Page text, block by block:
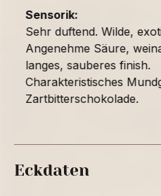
Sensorik:
Sehr duftend. Wilde,
Angenehme Säure,
langes, sauberes finish.
Charakteristisches
Zartbitterschokolade.
Eckdaten